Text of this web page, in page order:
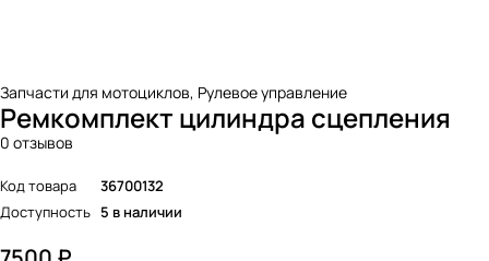
Запчасти для мотоциклов, Рулевое управление
Ремкомплект цилиндра сцепления
0 отзывов
Код товара
36700132
Доступность 5 в наличии